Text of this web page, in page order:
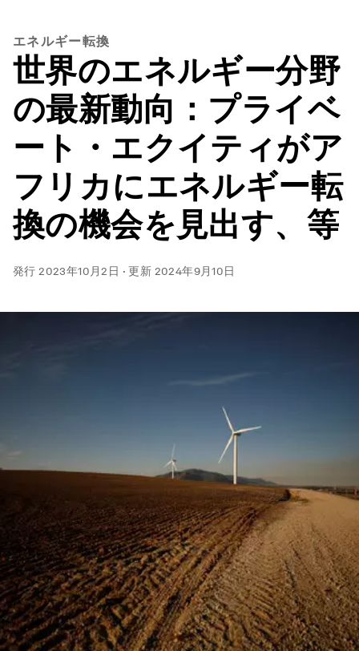
エネルギー転換
世界のエネルギー分野
の最新動向：プライベ
ート・エクイティがア
フリカにエネルギー転
換の機会を見出す、等
発行2023年10月2日 ·更新 2024年9月10日